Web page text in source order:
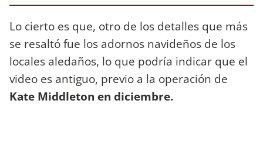
Lo cierto es que, otro de los detalles que más
se resaltó fue los adornos navideños de los
locales aledaños, lo que podría indicar que el
video es antiguo, previo a la operación de
Kate Middleton en diciembre.